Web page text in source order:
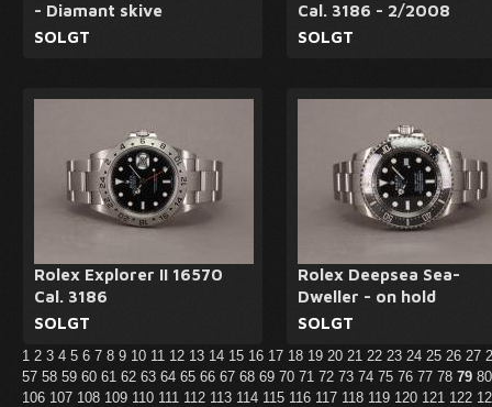
- Diamant skive
SOLGT
Cal. 3186 - 2/2008
SOLGT
Rolex Explorer II 16570
Cal. 3186
SOLGT
Rolex Deepsea Sea-
Dweller - on hold
SOLGT
1 2 3 4 5 6 7 8 9 10 11 12 13 14 15 16 17 18 19 20 21 22 23 24 25 26 27
57 58 59 60 61 62 63 64 65 66 67 68 69 70 71 72 73 74 75 76 77 78 79
106 107 108 109 110 111 112 113 114 115 116 117 118 119 120 121 122